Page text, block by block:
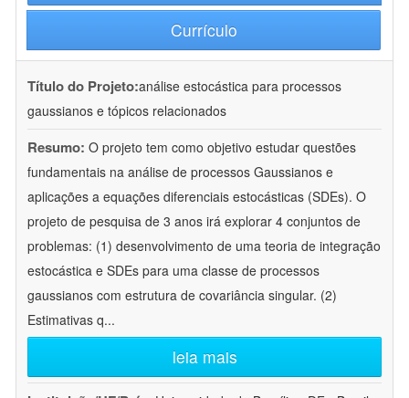
Currículo
Título do Projeto:análise estocástica para processos
gaussianos e tópicos relacionados
Resumo: O projeto tem como objetivo estudar questões
fundamentais na análise de processos Gaussianos e
aplicações a equações diferenciais estocásticas (SDEs). O
projeto de pesquisa de 3 anos irá explorar 4 conjuntos de
problemas: (1) desenvolvimento de uma teoria de integração
estocástica e SDEs para uma classe de processos
gaussianos com estrutura de covariância singular. (2)
Estimativas q...
leia mais